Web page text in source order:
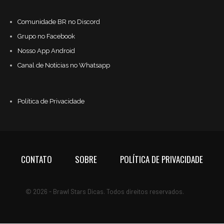
Comunidade BR no Discord
Grupo no Facebook
Nosso App Android
Canal de Notícias no Whatsapp
Política de Privacidade
CONTATO SOBRE POLÍTICA DE PRIVACIDADE
© 2026 - Brawl Stars Dicas. Todos direitos reservados.